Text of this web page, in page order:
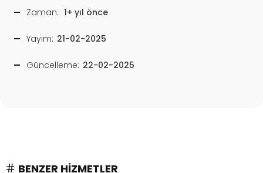
Zaman: 1+ yıl önce
Yayım: 21-02-2025
Güncelleme: 22-02-2025
BENZER HIZMETLER